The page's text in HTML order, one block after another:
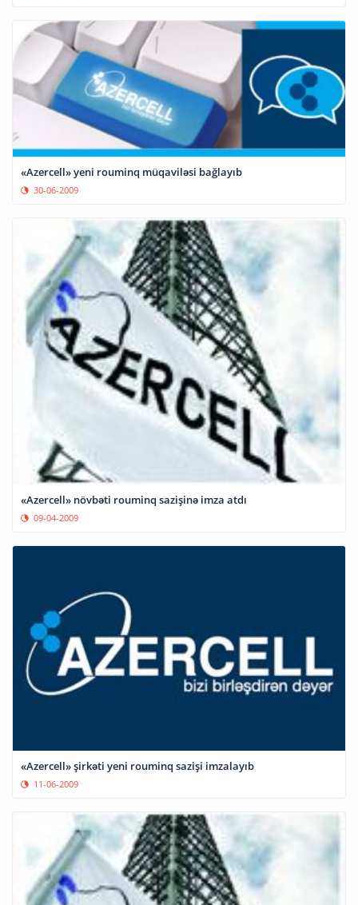
«Azercell» yeni rouminq müqaviləsi bağlayıb
30-06-2009
«Azercell» növbəti rouminq sazişinə imza atdı
09-04-2009
«Azercell» şirkəti yeni rouminq sazişi imzalayıb
11-06-2009